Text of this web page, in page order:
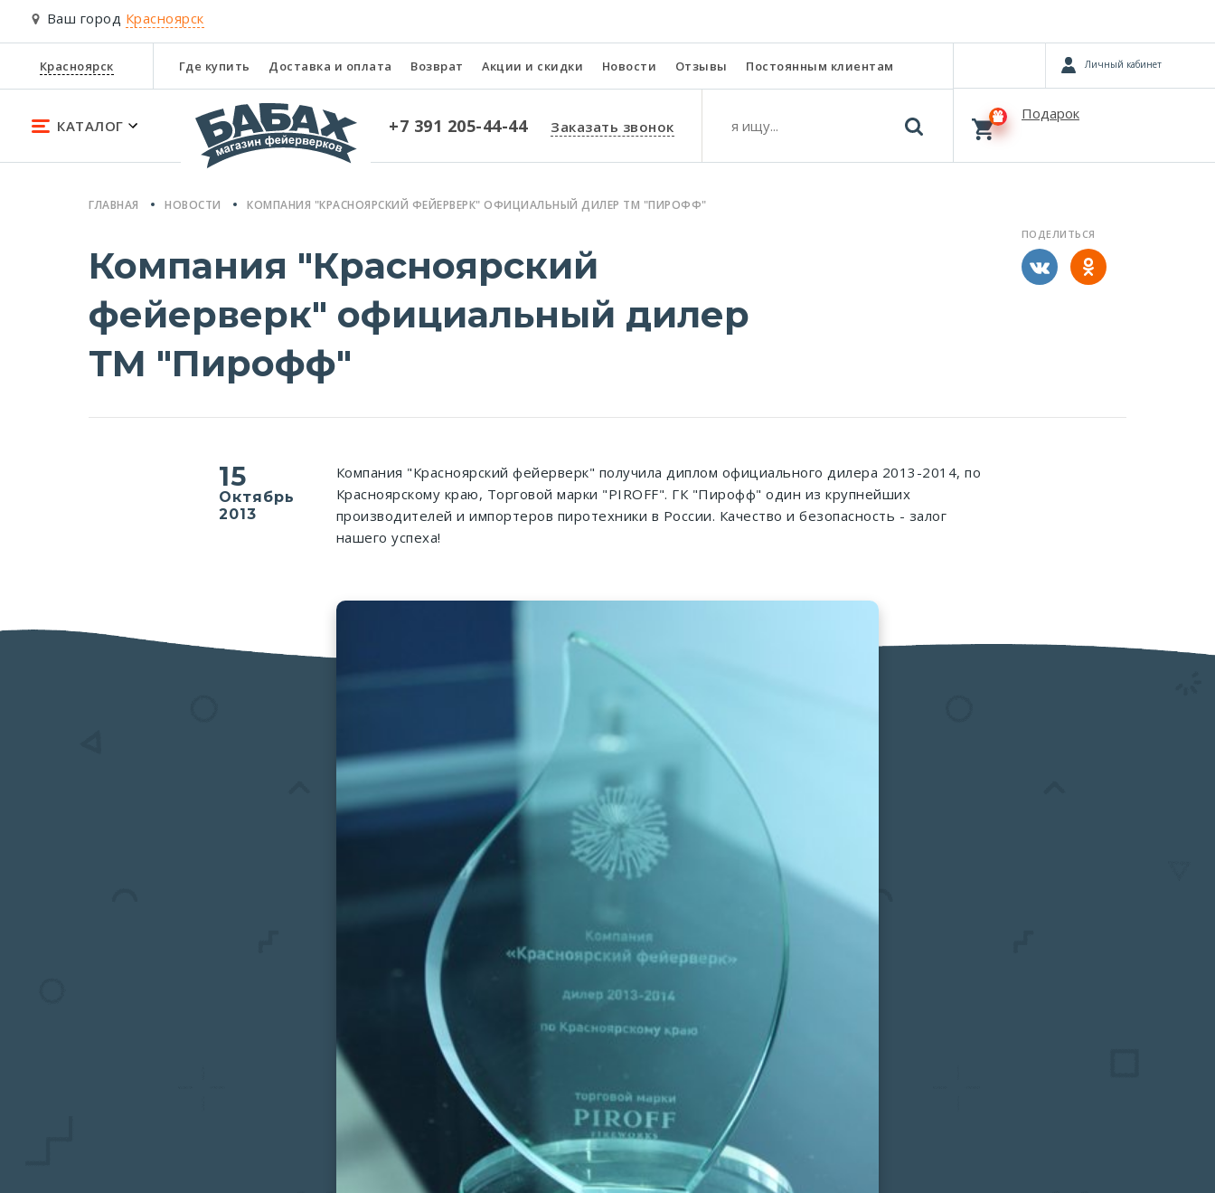
Ваш город Красноярск
Красноярск Где купить Доставка и оплата Возврат Акции и скидки Новости Отзывы Постоянным клиентам
КАТАЛОГ +7 391 205-44-44 Заказать звонок
Личный кабинет
Подарок
ГЛАВНАЯ НОВОСТИ КОМПАНИЯ "КРАСНОЯРСКИЙ ФЕЙЕРВЕРК" ОФИЦИАЛЬНЫЙ ДИЛЕР ТМ "ПИРОФФ"
Компания "Красноярский
фейерверк" официальный дилер
ТМ "Пирофф"
ПОДЕЛИТЬСЯ
15
Октябрь
2013
Компания "Красноярский фейерверк" получила диплом официального дилера 2013-2014, по
Красноярскому краю, Торговой марки "PIROFF". ГК "Пирофф" один из крупнейших
производителей и импортеров пиротехники в России. Качество и безопасность - залог
нашего успеха!